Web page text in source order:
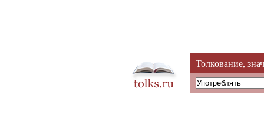
Толкование,